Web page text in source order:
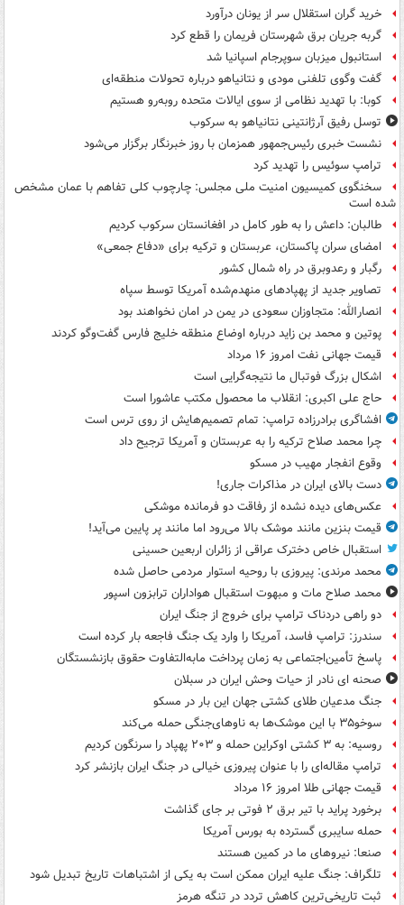
خرید گران استقلال سر از یونان درآورد
گربه جریان برق شهرستان فریمان را قطع کرد
استانبول میزبان سوپرجام اسپانیا شد
گفت وگوی تلفنی مودی و نتانیاهو درباره تحولات منطقه‌ای
کوبا: با تهدید نظامی از سوی ایالات متحده روبه‌رو هستیم
توسل رفیق آرژانتینی نتانیاهو به سرکوب
نشست خبری رئیس‌جمهور همزمان با روز خبرنگار برگزار می‌شود
ترامپ سوئیس را تهدید کرد
سخنگوی کمیسیون امنیت ملی مجلس: چارچوب کلی تفاهم با عمان مشخص
شده است
طالبان: داعش را به طور کامل در افغانستان سرکوب کردیم
امضای سران پاکستان، عربستان و ترکیه برای «دفاع جمعی»
رگبار و رعدوبرق در راه شمال کشور
تصاویر جدید از پهپادهای منهدم‌شده آمریکا توسط سپاه
انصارالله: متجاوزان سعودی در یمن در امان نخواهند بود
پوتین و محمد بن زاید درباره اوضاع منطقه خلیج فارس گفت‌وگو کردند
قیمت جهانی نفت امروز ۱۶ مرداد
اشکال بزرگ فوتبال ما نتیجه‌گرایی است
حاج علی اکبری: انقلاب ما محصول مکتب عاشورا است
افشاگری برادرزاده ترامپ: تمام تصمیم‌هایش از روی ترس است
چرا محمد صلاح ترکیه را به عربستان و آمریکا ترجیح داد
وقوع انفجار مهیب در مسکو
دست بالای ایران در مذاکرات جاری!
عکس‌های دیده نشده از رفاقت دو فرمانده‌ موشکی
قیمت بنزین مانند موشک بالا می‌رود اما مانند پر پایین می‌آید!
استقبال خاص دخترک عراقی از زائران اربعین حسینی
محمد مرندی: پیروزی با روحیه استوار مردمی حاصل شده
محمد صلاح مات و مبهوت استقبال هواداران ترابزون اسپور
دو راهی دردناک ترامپ برای خروج از جنگ ایران
سندرز: ترامپ فاسد، آمریکا را وارد یک جنگ فاجعه بار کرده است
پاسخ تأمین‌اجتماعی به زمان پرداخت مابه‌التفاوت حقوق بازنشستگان
صحنه ای نادر از حیات وحش ایران در سبلان
جنگ مدعیان طلای کشتی جهان این بار در مسکو
سوخو۳۵ با این موشک‌ها به ناوهای‌جنگی حمله می‌کند
روسیه: به ۳ کشتی اوکراین حمله و ۲۰۳ پهپاد را سرنگون کردیم
ترامپ مقاله‌ای را با عنوان پیروزی خیالی در جنگ ایران بازنشر کرد
قیمت جهانی طلا امروز ۱۶ مرداد
برخورد پراید با تیر برق ۲ فوتی بر جای گذاشت
حمله سایبری گسترده به بورس آمریکا
صنعا: نیروهای ما در کمین‌ هستند
تلگراف: جنگ علیه ایران ممکن است به یکی از اشتباهات تاریخ تبدیل شود
ثبت تاریخی‌ترین کاهش تردد در تنگه هرمز